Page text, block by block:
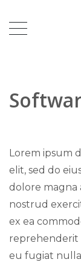
Lorem ipsum
elit, sed do
dolore magna
nostrud
ex ea
reprehenderit
eu fugiat